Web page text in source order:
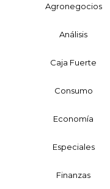
Agronegocios
Análisis
Caja Fuerte
Consumo
Economía
Especiales
Finanzas